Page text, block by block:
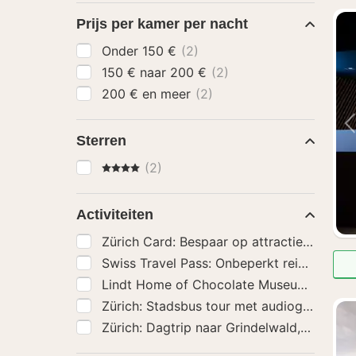
Prijs per kamer per nacht
Onder 150 € (2)
150 € naar 200 € (2)
200 € en meer (2)
Sterren
4 Sterren
(2)
Activiteiten
Zürich Card: Bespaar op attracties,
Swiss Travel Pass: Onbeperkt reizen
Lindt Home of Chocolate Museum
Zürich: Stadsbus tour met audiogids en
Zürich: Dagtrip naar Grindelwald,